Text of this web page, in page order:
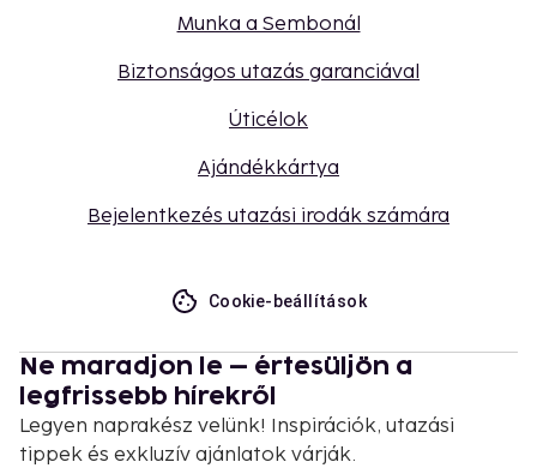
Munka a Sembonál
Biztonságos utazás garanciával
Úticélok
Ajándékkártya
Bejelentkezés utazási irodák számára
Cookie-beállítások
Ne maradjon le – értesüljön a
legfrissebb hírekről
Legyen naprakész velünk! Inspirációk, utazási
tippek és exkluzív ajánlatok várják.